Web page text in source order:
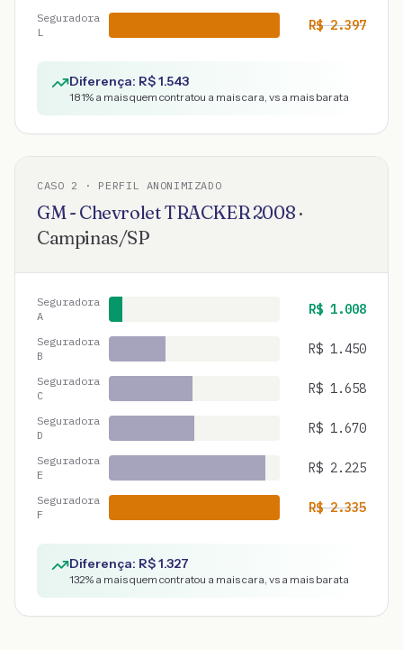
Seguradora
L
R$2.397
Diferença: R$1.543
181% a mais quem contratou a mais cara, vs a mais barata
CASO 2 · PERFIL ANONIMIZADO
GM - ChevroletTRACKER2008 ·
Campinas/SP
Seguradora
A
R$ 1.008
Seguradora
B
R$ 1.450
Seguradora
C
R$ 1.658
Seguradora
D
R$ 1.670
Seguradora
E
R$ 2.225
Seguradora
F
R$2.335
Diferença: R$1.327
132% a mais quem contratou a mais cara, vs a mais barata